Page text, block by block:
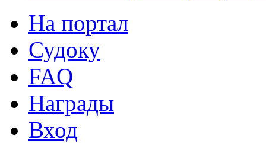
На портал
Судоку
FAQ
Награды
Вход